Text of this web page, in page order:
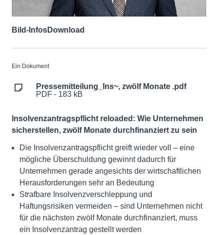
Bild-InfosDownload
Ein Dokument
Pressemitteilung_Ins~, zwölf Monate .pdf
PDF - 183 kB
Insolvenzantragspflicht reloaded: Wie Unternehmen
sicherstellen, zwölf Monate durchfinanziert zu sein
Die Insolvenzantragspflicht greift wieder voll – eine
mögliche Überschuldung gewinnt dadurch für
Unternehmen gerade angesichts der wirtschaftlichen
Herausforderungen sehr an Bedeutung
Strafbare Insolvenzverschleppung und
Haftungsrisiken vermeiden – sind Unternehmen nicht
für die nächsten zwölf Monate durchfinanziert, muss
ein Insolvenzantrag gestellt werden